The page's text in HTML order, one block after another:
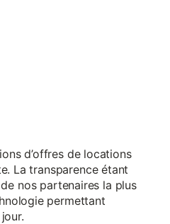
d’offres de locations
La transparence étant
nos partenaires la plus
permettant